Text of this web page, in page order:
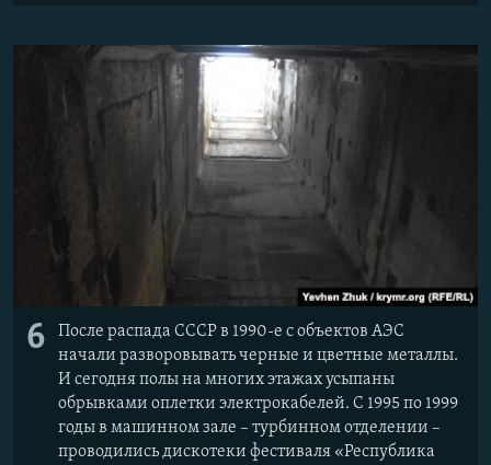
6
После распада СССР в 1990-е с объектов АЭС
начали разворовывать черные и цветные металлы.
И сегодня полы на многих этажах усыпаны
обрывками оплетки электрокабелей. С 1995 по 1999
годы в машинном зале – турбинном отделении –
проводились дискотеки фестиваля «Республика